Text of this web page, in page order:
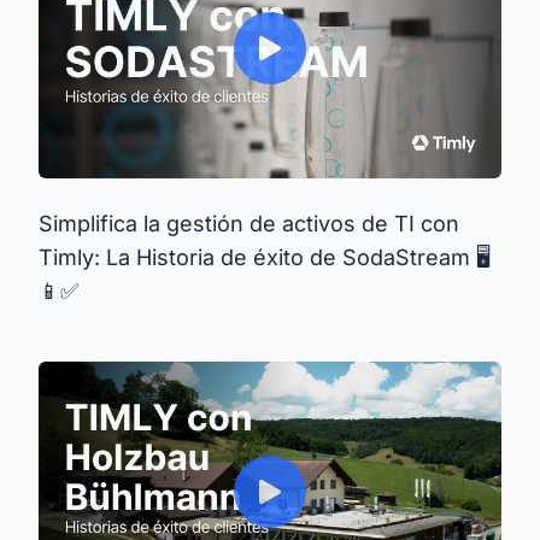
Simplifica la gestión de activos de TI con
Timly: La Historia de éxito de SodaStream 🖥️
📱✅